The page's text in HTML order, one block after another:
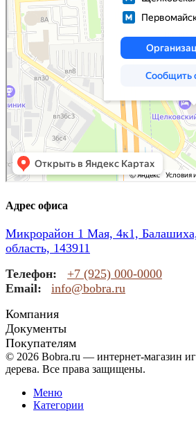
Адрес офиса
Микрорайон 1 Мая, 4к1,
область, 143911
Телефон:
+7 (925) 000-0000
Email:
info@bobra.ru
Компания
Документы
Покупателям
© 2026 Bobra.ru — интернет-магазин
дерева. Все права защищены.
Меню
Категории